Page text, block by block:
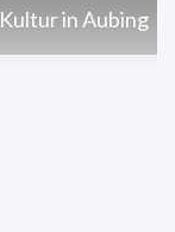
Kultur in Aubing